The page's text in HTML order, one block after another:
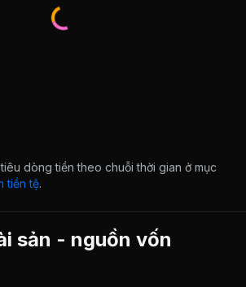
dòng tiền theo chuỗi thời gian ở mục
tiền tệ.
sản - nguồn vốn